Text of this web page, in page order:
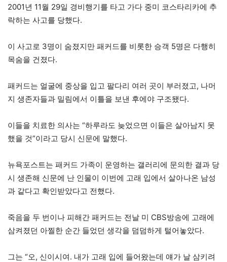
2001년 11월 29일 경비행기를 타고 가다 중미 코스타리카에 추
락하는 사고를 당했다.
이 사고로 3명이 숨졌지만 패커드를 비롯한 승객 5명은 다행히
목숨을 건졌다.
패커드는 얼굴에 중상을 입고 팔다리 여러 곳이 부러졌고, 나머
지 생존자들과 밀림에서 이틀을 보낸 후에야 구조됐다.
이들을 치료한 의사는 “하루라도 늦었으면 이들은 살아남지 못
했을 것”이라고 당시 신문에 말했다.
뉴욕포스트는 패커드 가족이 운영하는 갤러리에 문의한 결과 당
시 생존해 신문에 난 인물이 이번에 고래 입에서 살아나온 남성
과 같다고 확인받았다고 전했다.
죽음을 두 번이나 피해간 패커드는 전날 미 CBS방송에 고래에
삼켜졌던 아찔한 순간 들었던 생각을 덤덤하게 털어놓았다.
그는 “오, 신이시여. 내가 고래 입에 들어왔는데 얘가 날 삼키려